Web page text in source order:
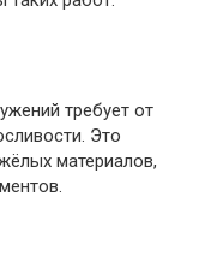
требует от
Это
материалов,